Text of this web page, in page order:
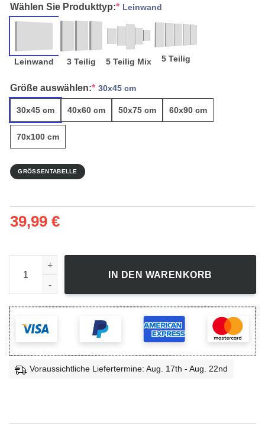
Wählen Sie Produkttyp:* Leinwand
Leinwand 3 Teilig 5 Teilig Mix 5 Teilig
Größe auswählen:* 30x45 cm
30x45 cm 40x60 cm 50x75 cm 60x90 cm
70x100 cm
GRÖSSENTABELLE
39,99 €
Apfelsüß - Leinwandbild Menge
IN DEN WARENKORB
Voraussichtliche Liefertermine: Aug. 17th - Aug. 22nd